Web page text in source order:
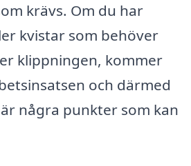
krävs. Om du har
kvistar som behöver
klippningen, kommer
och därmed
några punkter som kan